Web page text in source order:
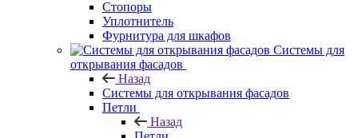
Стопоры
Уплотнитель
Фурнитура для шкафов
Системы для
открывания фасадов
Назад
Системы для открывания фасадов
Петли
Назад